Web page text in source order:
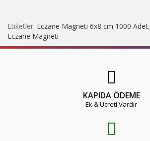
Etiketler: Eczane Magneti 6x8 cm 1000 Adet,
Eczane Magneti
KAPIDA ÖDEME
Ek & Ücreti Vardır